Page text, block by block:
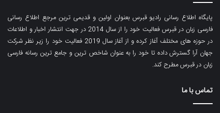
پایگاه اطلاع رسانی رادیو قبرس بعنوان اولین و قدیمی ترین مرجع اطلاع رسانی
فارسی زبان در قبرس فعالیت خود را از سال 2014 در جهت انتشار اخبار و اطلاعات
در حوزه های مختلف آغاز کرده و از آغاز سال 2019 فعالیت خود را زیر نظر شرکت
جهان آرا گسترش داده تا خود را به عنوان شاخص ترین و جامع ترین رسانه فارسی
زبان در قبرس مطرح کند.
تماس با ما